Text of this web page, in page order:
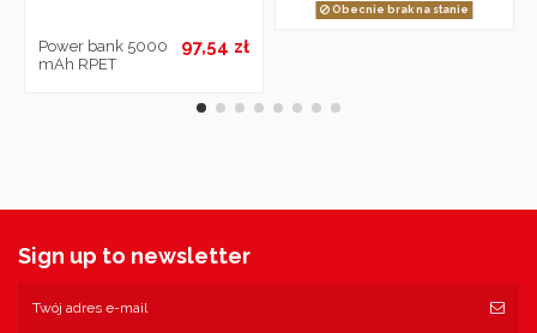
Power bank 5000
mAh RPET
97,54 zł
Obecnie brak na stanie
Sign up to newsletter